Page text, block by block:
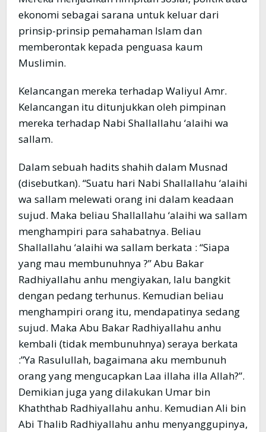
ekonomi sebagai sarana untuk keluar dari
prinsip-prinsip pemahaman Islam dan
memberontak kepada penguasa kaum
Muslimin.
Kelancangan mereka terhadap Waliyul Amr.
Kelancangan itu ditunjukkan oleh pimpinan
mereka terhadap Nabi Shallallahu ‘alaihi wa
sallam.
Dalam sebuah hadits shahih dalam Musnad
(disebutkan). “Suatu hari Nabi Shallallahu ‘alaihi
wa sallam melewati orang ini dalam keadaan
sujud. Maka beliau Shallallahu ‘alaihi wa sallam
menghampiri para sahabatnya. Beliau
Shallallahu ‘alaihi wa sallam berkata : “Siapa
yang mau membunuhnya ?” Abu Bakar
Radhiyallahu anhu mengiyakan, lalu bangkit
dengan pedang terhunus. Kemudian beliau
menghampiri orang itu, mendapatinya sedang
sujud. Maka Abu Bakar Radhiyallahu anhu
kembali (tidak membunuhnya) seraya berkata
:”Ya Rasulullah, bagaimana aku membunuh
orang yang mengucapkan Laa illaha illa Allah?”.
Demikian juga yang dilakukan Umar bin
Khaththab Radhiyallahu anhu. Kemudian Ali bin
Abi Thalib Radhiyallahu anhu menyanggupinya,